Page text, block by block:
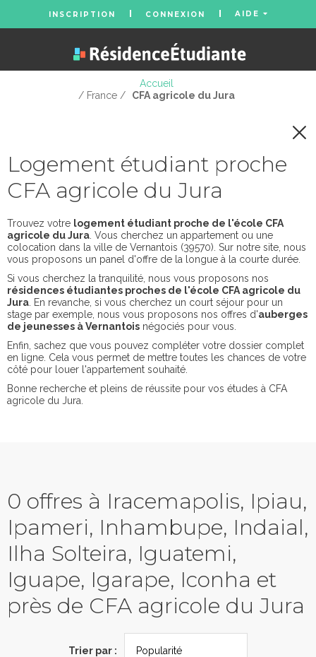
INSCRIPTION CONNEXION AIDE
Accueil
/ France /
CFA agricole du Jura
Logement étudiant proche
CFA agricole du Jura
Trouvez votre logement étudiant proche de l'école CFA
agricole du Jura . Vous cherchez un appartement ou une
colocation dans la ville de Vernantois (39570). Sur notre site, nous
vous proposons un panel d'offre de la longue à la courte durée.
Si vous cherchez la tranquilité, nous vous proposons nos
résidences étudiantes proches de l'école CFA agricole du
Jura . En revanche, si vous cherchez un court séjour pour un
stage par exemple, nous vous proposons nos offres d'auberges
de jeunesses à Vernantois négociés pour vous.
Enfin, sachez que vous pouvez compléter votre dossier complet
en ligne. Cela vous permet de mettre toutes les chances de votre
côté pour louer l'appartement souhaité.
Bonne recherche et pleins de réussite pour vos études à CFA
agricole du Jura.
0 offres à Iracemapolis, Ipiau,
Ipameri, Inhambupe, Indaial,
Ilha Solteira, Iguatemi,
Iguape, Igarape, Iconha et
près de CFA agricole du Jura
Trier par :